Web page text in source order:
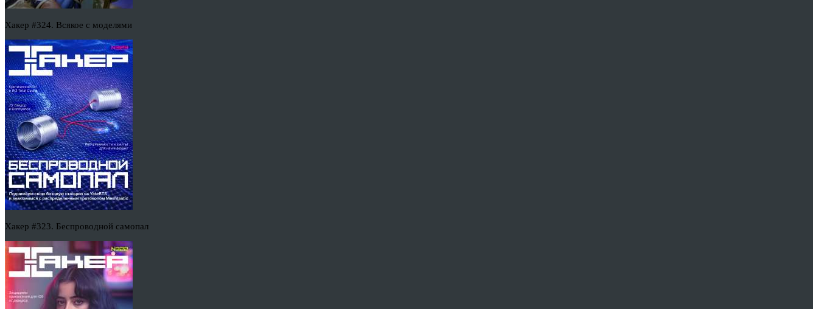
Хакер #324. Всякое с моделями
Хакер #323. Беспроводной самопал